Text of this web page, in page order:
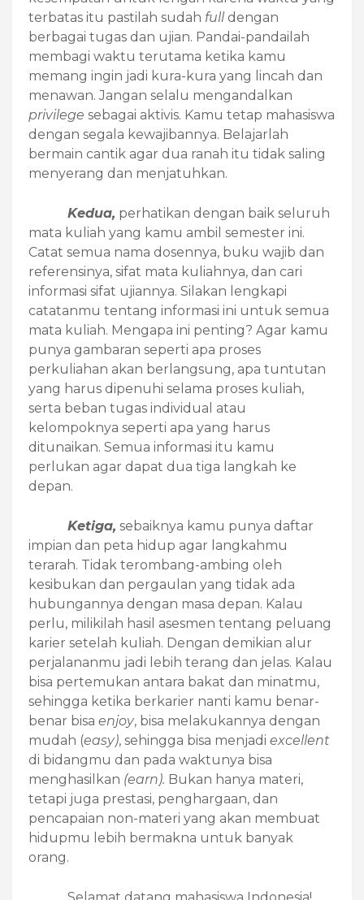
terbatas itu pastilah sudah fulldengan
berbagai tugas dan ujian. Pandai-pandailah
membagi waktu terutama ketika kamu
memang ingin jadi kura-kura yang lincah dan
menawan. Jangan selalu mengandalkan
privilege sebagai aktivis. Kamu tetap mahasiswa
dengan segala kewajibannya. Belajarlah
bermain cantik agar dua ranah itu tidak saling
menyerang dan menjatuhkan.
Kedua, perhatikan dengan baik seluruh
mata kuliah yang kamu ambil semester ini.
Catat semua nama dosennya, buku wajib dan
referensinya, sifat mata kuliahnya, dan cari
informasi sifat ujiannya. Silakan lengkapi
catatanmu tentang informasi ini untuk semua
mata kuliah. Mengapa ini penting? Agar kamu
punya gambaran seperti apa proses
perkuliahan akan berlangsung, apa tuntutan
yang harus dipenuhi selama proses kuliah,
serta beban tugas individual atau
kelompoknya seperti apa yang harus
ditunaikan. Semua informasi itu kamu
perlukan agar dapat dua tiga langkah ke
depan.
Ketiga, sebaiknya kamu punya daftar
impian dan peta hidup agar langkahmu
terarah. Tidak terombang-ambing oleh
kesibukan dan pergaulan yang tidak ada
hubungannya dengan masa depan. Kalau
perlu, milikilah hasil asesmen tentang peluang
karier setelah kuliah. Dengan demikian alur
perjalananmu jadi lebih terang dan jelas. Kalau
bisa pertemukan antara bakat dan minatmu,
sehingga ketika berkarier nanti kamu benar-
benar bisa enjoy, bisa melakukannya dengan
mudah (easy), sehingga bisa menjadi excellent
di bidangmu dan pada waktunya bisa
menghasilkan (earn). Bukan hanya materi,
tetapi juga prestasi, penghargaan, dan
pencapaian non-materi yang akan membuat
hidupmu lebih bermakna untuk banyak
orang.
Selamat datang mahasiswa Indonesia!